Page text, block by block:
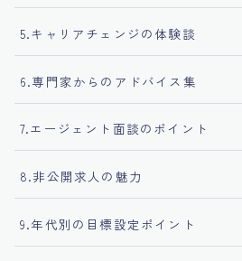
5.キャリアチェンジの体験談
6.専門家からのアドバイス集
7.エージェント面談のポイント
8.非公開求人の魅力
9.年代別の目標設定ポイント